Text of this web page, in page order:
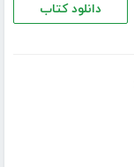
دانلود کتاب